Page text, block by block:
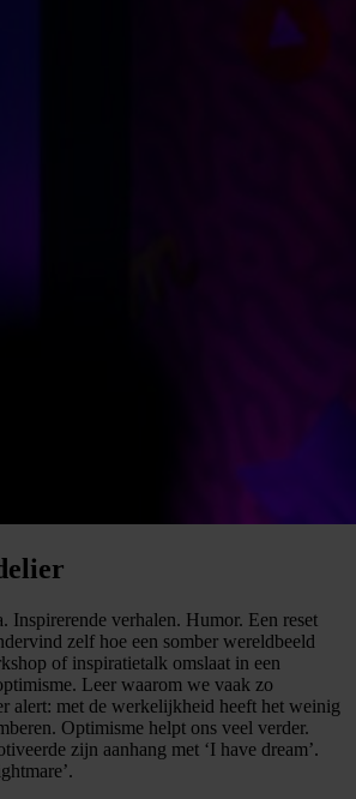
Inspirerende verhalen. Humor. Een reset
zelf hoe een somber wereldbeeld
of inspiratietalk omslaat in een
Leer waarom we vaak zo
alert: met de werkelijkheid heeft het weinig
Optimisme helpt ons veel verder.
zijn aanhang met ‘I have dream’.